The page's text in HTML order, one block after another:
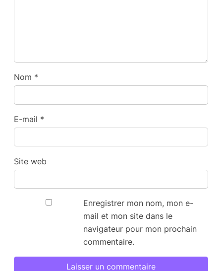
Nom *
E-mail *
Site web
Enregistrer mon nom, mon e-
mail et mon site dans le
navigateur pour mon prochain
commentaire.